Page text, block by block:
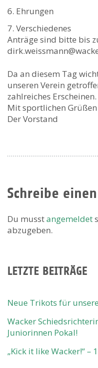
Ehrungen
Verschiedenes
Anträge sind bitte bis
Da an diesem Tag
unseren Verein
zahlreiches Erscheinen.
Mit sportlichen Grüßen
Der Vorstand
Schreibe
Du musstangemeldet
abzugeben.
LETZTE BEITRÄGE
Neue Trikots für
Wacker
Juniorinnen Pokal!
„Kick it like Wacker!“ –